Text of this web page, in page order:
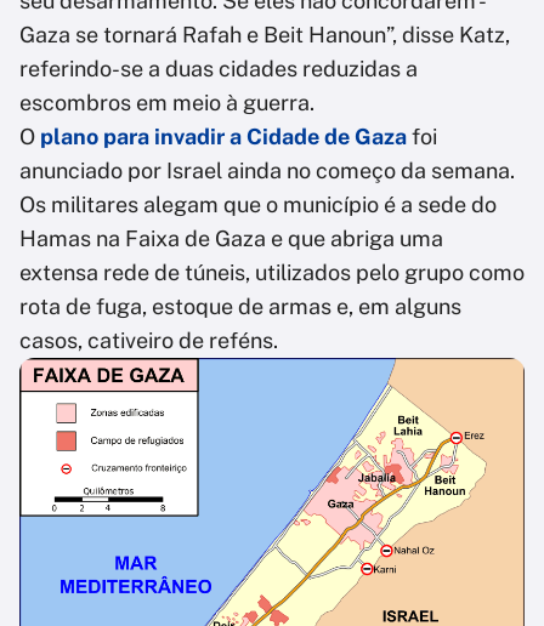
Gaza se tornará Rafah e Beit Hanoun”, disse Katz,
referindo-se a duas cidades reduzidas a
escombros em meio à guerra.
O plano para invadir a Cidade de Gazafoi
anunciado por Israel ainda no começo da semana.
Os militares alegam que o município é a sede do
Hamas na Faixa de Gaza e que abriga uma
extensa rede de túneis, utilizados pelo grupo como
rota de fuga, estoque de armas e, em alguns
casos, cativeiro de reféns.